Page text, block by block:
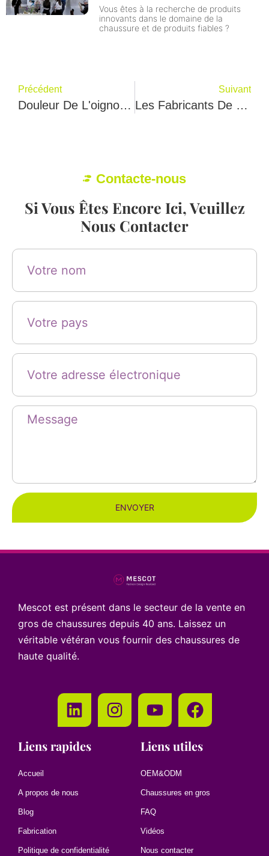
Vous êtes à la recherche de produits
innovants dans le domaine de la
chaussure et de produits fiables ?
Précédent
Douleur De L'oignon, Orteils En Marteau - Les Problèmes De Pieds Des Femmes Et Leur Meilleur Traitement
Suivant
Les Fabricants De Chaussures Connaissent Mal Les Pieds Des Femmes
Contacte-nous
Si Vous Êtes Encore Ici, Veuillez
Nous Contacter
ENVOYER
Mescot est présent dans le secteur de la vente en
gros de chaussures depuis 40 ans. Laissez un
véritable vétéran vous fournir des chaussures de
haute qualité.
Liens rapides
Accueil
A propos de nous
Blog
Fabrication
Politique de confidentialité
Liens utiles
OEM&ODM
Chaussures en gros
FAQ
Vidéos
Nous contacter